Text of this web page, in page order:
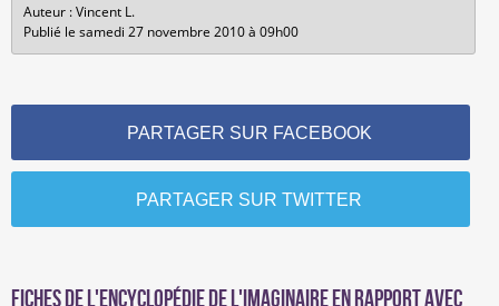
Auteur : Vincent L.
Publié le samedi 27 novembre 2010 à 09h00
PARTAGER SUR FACEBOOK
PARTAGER SUR TWITTER
Fiches de l'encyclopédie de l'imaginaire en rapport avec